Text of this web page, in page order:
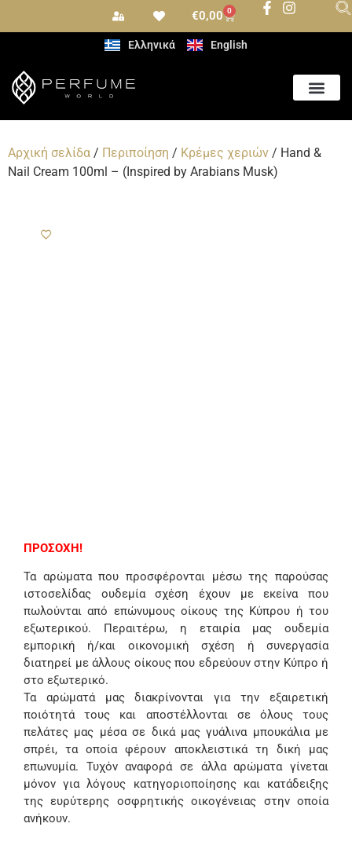
€0,00 0
Ελληνικά English
Αρχική σελίδα / Περιποίηση / Κρέμες χεριών / Hand &
Nail Cream 100ml – (Inspired by Arabians Musk)
ΠΡΟΣΟΧΗ!
Τα αρώματα που προσφέρονται μέσω της παρούσας
ιστοσελίδας ουδεμία σχέση έχουν με εκείνα που
πωλούνται από επώνυμους οίκους της Κύπρου ή του
εξωτερικού. Περαιτέρω, η εταιρία μας ουδεμία
εμπορική ή/και οικονομική σχέση ή συνεργασία
διατηρεί με άλλους οίκους που εδρεύουν στην Κύπρο ή
στο εξωτερικό.
Τα αρώματά μας διακρίνονται για την εξαιρετική
ποιότητά τους και αποστέλλονται σε όλους τους
πελάτες μας μέσα σε δικά μας γυάλινα μπουκάλια με
σπρέι, τα οποία φέρουν αποκλειστικά τη δική μας
επωνυμία. Τυχόν αναφορά σε άλλα αρώματα γίνεται
μόνον για λόγους κατηγοριοποίησης και κατάδειξης
της ευρύτερης οσφρητικής οικογένειας στην οποία
ανήκουν.